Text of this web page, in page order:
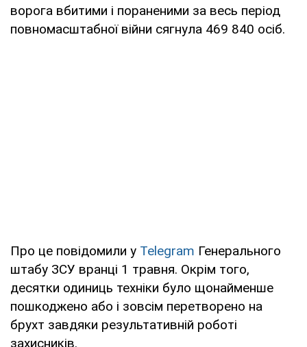
ворога вбитими і пораненими за весь період
повномасштабної війни сягнула 469 840 осіб.
Про це повідомили у Telegram Генерального
штабу ЗСУ вранці 1 травня. Окрім того,
десятки одиниць техніки було щонайменше
пошкоджено або і зовсім перетворено на
брухт завдяки результативній роботі
захисників.